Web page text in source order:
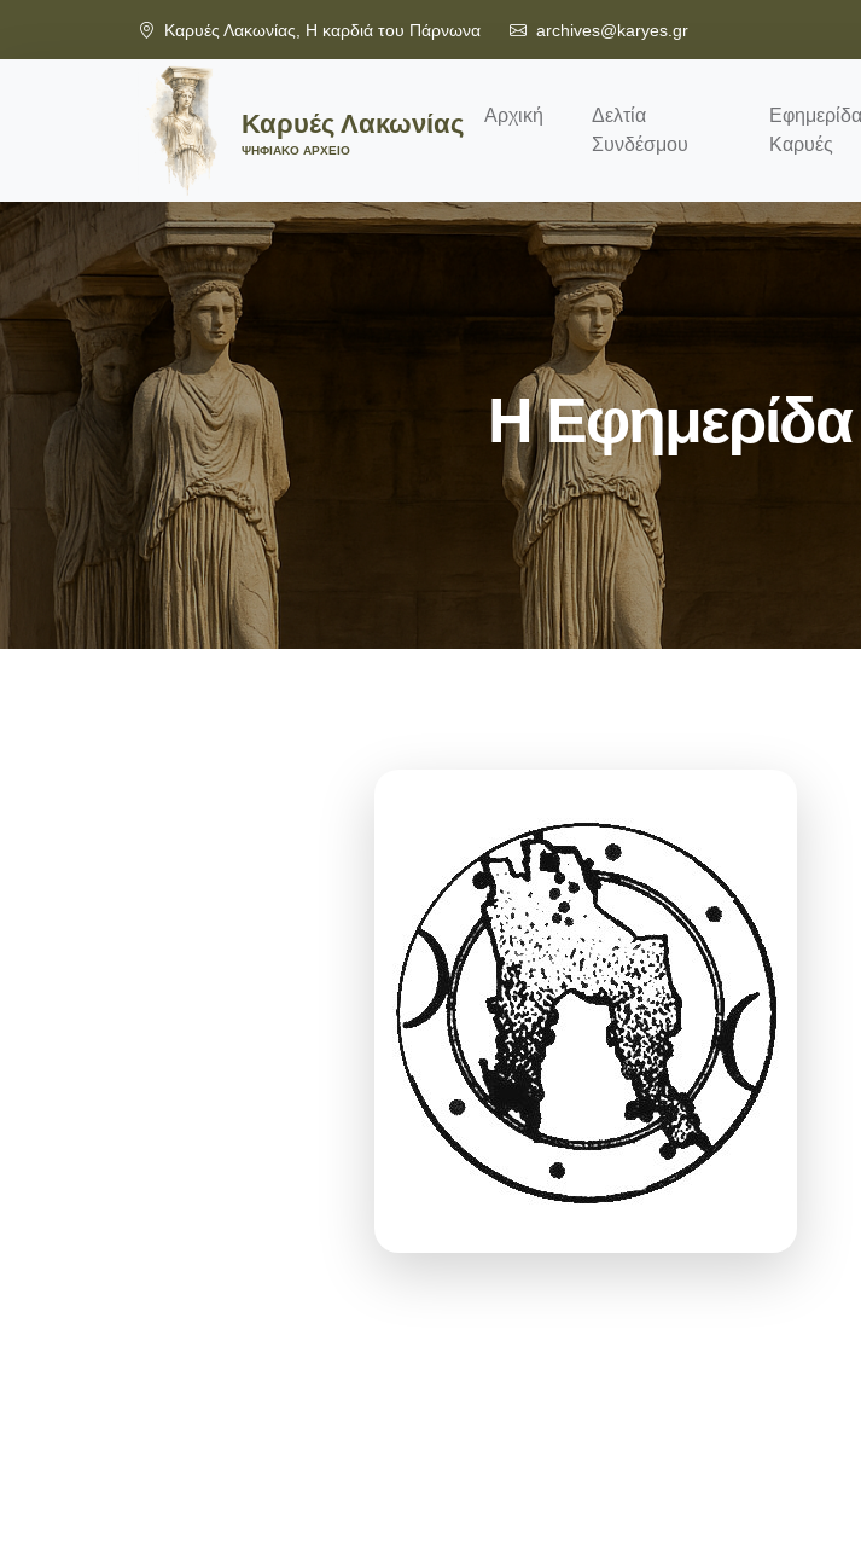
Καρυές Λακωνίας, Η καρδιά του Πάρνωνα archives@karyes.gr
Καρυές Λακωνίας
ΨΗΦΙΑΚΟ ΑΡΧΕΙΟ
Αρχική
Δελτία
Συνδέσμου
Εφημερίδα
Καρυές
Η